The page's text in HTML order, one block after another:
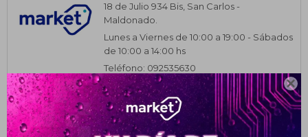

18 de Julio 934 Bis, San Carlos -
Maldonado.
Lunes a Viernes de 10:00 a 19:00 - Sábados
de 10:00 a 14:00 hs
Teléfono: 092535630
¡Sumate a la forma más ágil de
comprar!